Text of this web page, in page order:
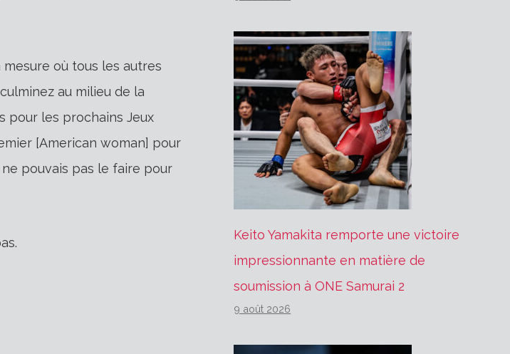
où tous les autres
au milieu de la
pour les prochains Jeux
[American woman] pour
ne pouvais pas le faire pour
Keito Yamakita remporte une victoire
impressionnante en matière de
soumission à ONE Samurai 2
9 août 2026